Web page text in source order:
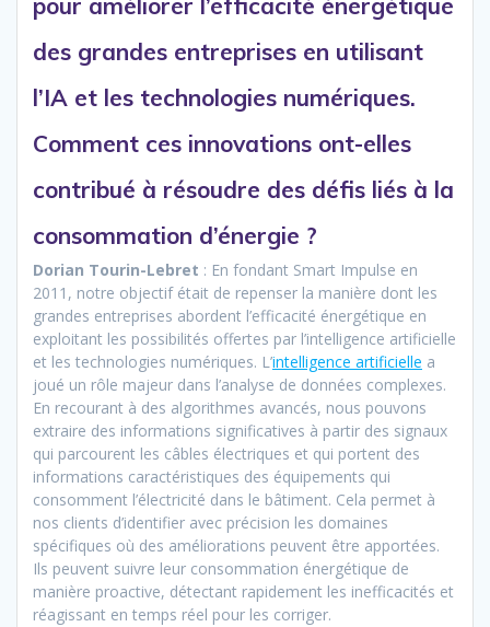
pour améliorer l’efficacité énergétique
des grandes entreprises en utilisant
l’IA et les technologies numériques.
Comment ces innovations ont-elles
contribué à résoudre des défis liés à la
consommation d’énergie ?
Dorian Tourin-Lebret : En fondant Smart Impulse en
2011, notre objectif était de repenser la manière dont les
grandes entreprises abordent l’efficacité énergétique en
exploitant les possibilités offertes par l’intelligence artificielle
et les technologies numériques. L’intelligence artificielle a
joué un rôle majeur dans l’analyse de données complexes.
En recourant à des algorithmes avancés, nous pouvons
extraire des informations significatives à partir des signaux
qui parcourent les câbles électriques et qui portent des
informations caractéristiques des équipements qui
consomment l’électricité dans le bâtiment. Cela permet à
nos clients d’identifier avec précision les domaines
spécifiques où des améliorations peuvent être apportées.
Ils peuvent suivre leur consommation énergétique de
manière proactive, détectant rapidement les inefficacités et
réagissant en temps réel pour les corriger.